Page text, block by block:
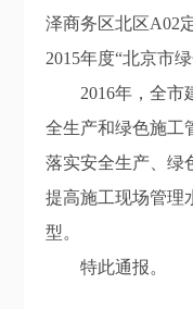
泽商务区北区A02
2015年度“北京市
2016年，全市
全生产和绿色施工
落实安全生产、绿
提高施工现场管理
型。
特此通报。